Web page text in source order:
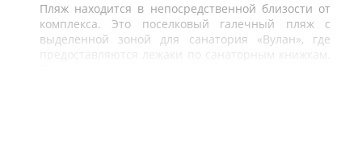
Пляж находится в непосредственной близости от
комплекса. Это поселковый галечный пляж с
выделенной зоной для санатория «Вулан», где
предоставляются лежаки по санаторным книжкам.